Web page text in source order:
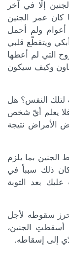
إلّا في آخر
كان عمر الجنين
أعوام ولم أحمل
ويتقطّع قلبي
التي لم أعطها
وكيف سيكون
لتلك النفس؟ هل
فلا يعلم أيّ شخص
الأمراض نتيجة
بما يلزم
ذلك سبباً في
بعد التوبة
أُحرز سقوطه لأجل
أسقطتِ الجنين،
إلى إسقاطه.